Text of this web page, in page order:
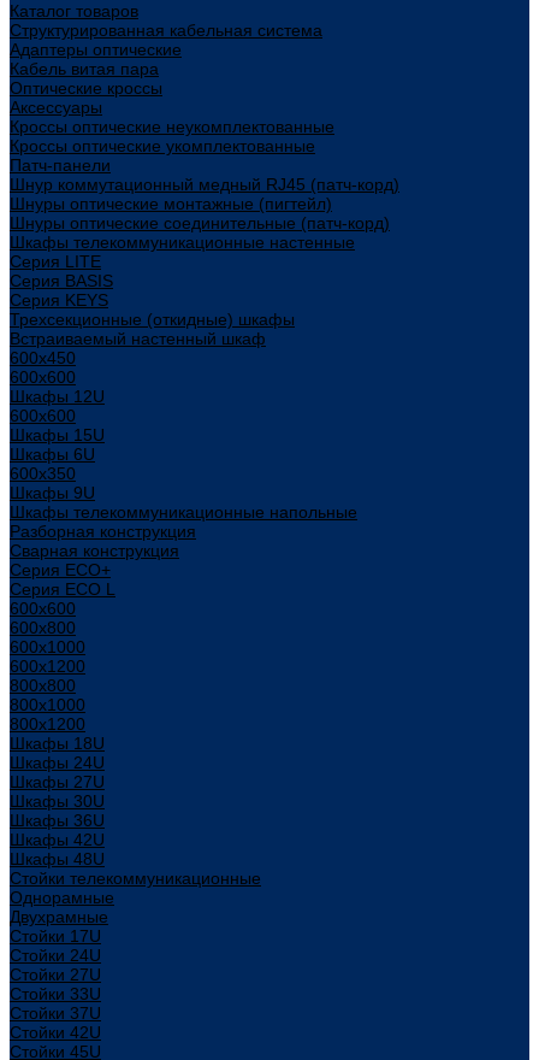
Каталог товаров
Структурированная кабельная система
Адаптеры оптические
Кабель витая пара
Оптические кроссы
Аксессуары
Кроссы оптические неукомплектованные
Кроссы оптические укомплектованные
Патч-панели
Шнур коммутационный медный RJ45 (патч-корд)
Шнуры оптические монтажные (пигтейл)
Шнуры оптические соединительные (патч-корд)
Шкафы телекоммуникационные настенные
Cерия LITE
Cерия BASIS
Cерия KEYS
Трехсекционные (откидные) шкафы
Встраиваемый настенный шкаф
600x450
600x600
Шкафы 12U
600x600
Шкафы 15U
Шкафы 6U
600x350
Шкафы 9U
Шкафы телекоммуникационные напольные
Разборная конструкция
Сварная конструкция
Серия ECO+
Серия ECO L
600x600
600x800
600х1000
600х1200
800x800
800х1000
800х1200
Шкафы 18U
Шкафы 24U
Шкафы 27U
Шкафы 30U
Шкафы 36U
Шкафы 42U
Шкафы 48U
Стойки телекоммуникационные
Однорамные
Двухрамные
Стойки 17U
Стойки 24U
Стойки 27U
Стойки 33U
Стойки 37U
Стойки 42U
Стойки 45U